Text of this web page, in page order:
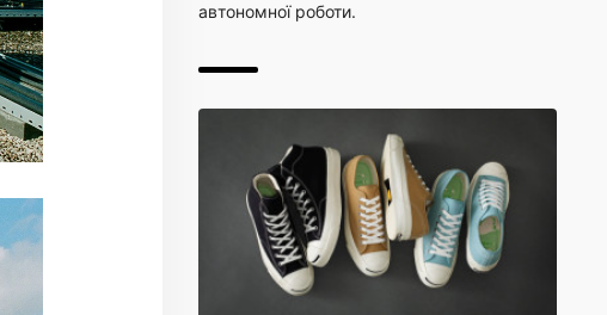
автономної роботи.